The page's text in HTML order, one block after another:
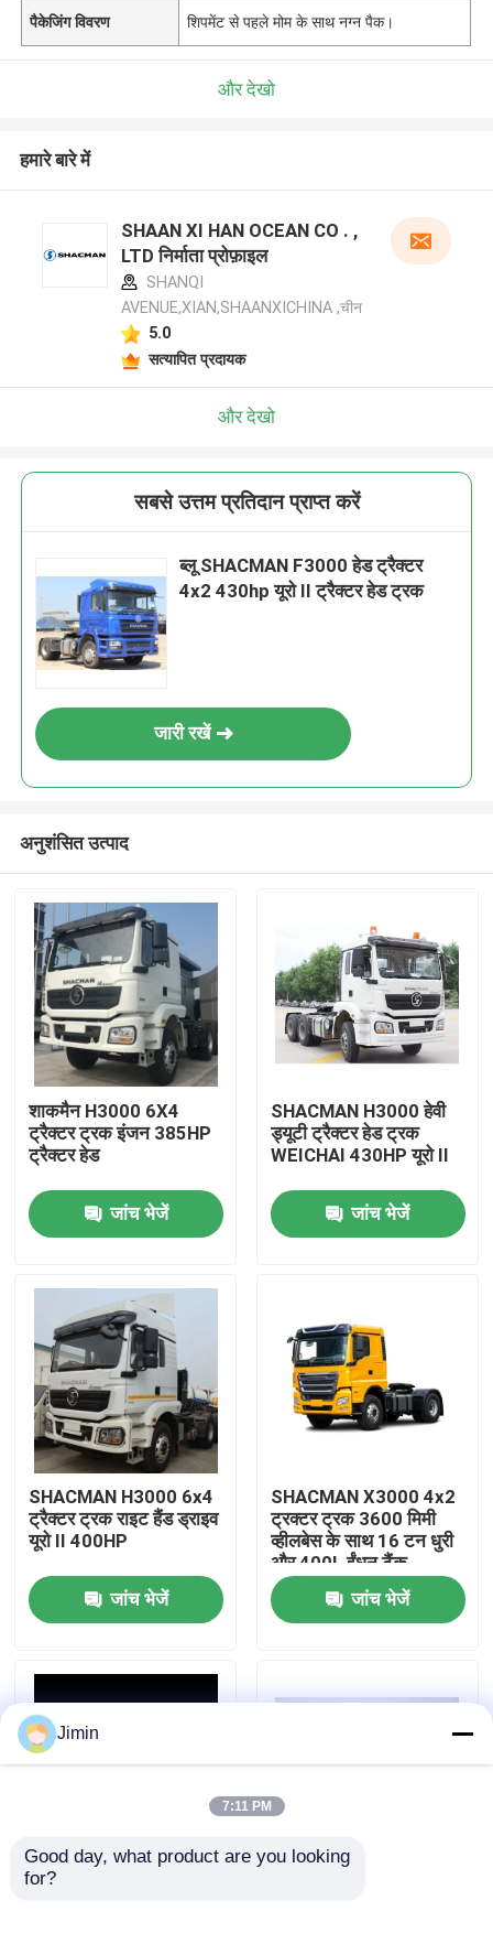
उत्पाद
हमारे बारे में
कारखाना भ्रमण
गुणवत्ता नियंत्रण
समाचार
भारी डंप ट्रक
पैकेजिंग विवरण शिपमेंट से पहले मोम के साथ नग्न पैक।
और देखो
हमारे बारे में
SHAAN XI HAN OCEAN CO . ,
LTD निर्माता प्रोफ़ाइल
SHANQI
AVENUE,XIAN,SHAANXICHINA ,चीन
5.0
सत्यापित प्रदायक
और देखो
सबसे उत्तम प्रतिदान प्राप्त करें
ब्लू SHACMAN F3000 हेड ट्रैक्टर
4x2 430hp यूरो II ट्रैक्टर हेड ट्रक
जारी रखें
अनुशंसित उत्पाद
शाकमैन H3000 6X4
ट्रैक्टर ट्रक इंजन 385HP
ट्रैक्टर हेड
जांच भेजें
SHACMAN H3000 हेवी
ड्यूटी ट्रैक्टर हेड ट्रक
WEICHAI 430HP यूरो II
जांच भेजें
SHACMAN H3000 6x4
ट्रैक्टर ट्रक राइट हैंड ड्राइव
यूरो II 400HP
जांच भेजें
SHACMAN X3000 4x2
ट्रक्टर ट्रक 3600 मिमी
व्हीलबेस के साथ 16 टन धुरी
और 400L ईंधन टैंक
जांच भेजें
शैकमैन F3000 4x2
Jimin
7:11 PM
Good day, what product are you looking
for?